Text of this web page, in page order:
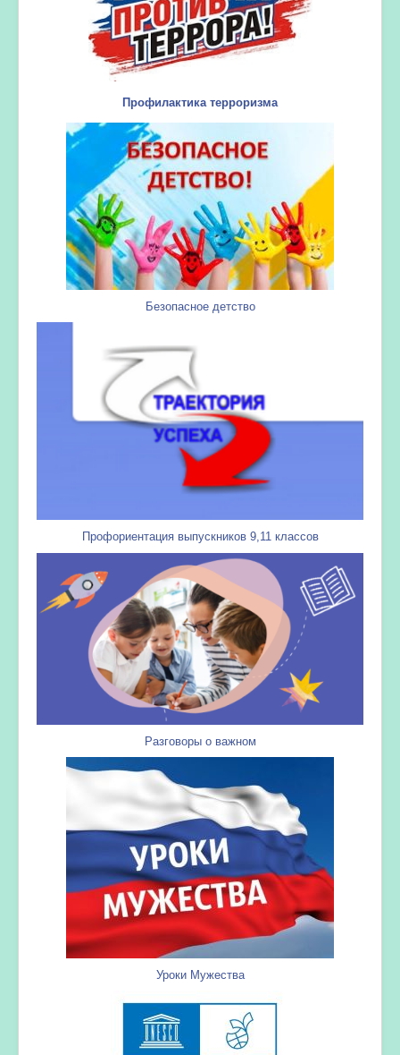
Профилактика терроризма
Безопасное детство
Профориентация выпускников 9,11 классов
Разговоры о важном
Уроки Мужества